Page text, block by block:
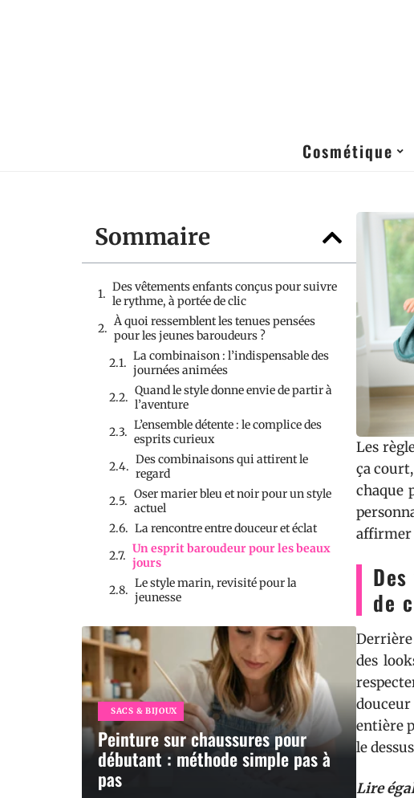
Cosmétique
Sommaire
Des vêtements enfants conçus pour suivre
le rythme, à portée de clic
À quoi ressemblent les tenues pensées
pour les jeunes baroudeurs ?
La combinaison : l’indispensable des
journées animées
Quand le style donne envie de partir à
l’aventure
L’ensemble détente : le complice des
esprits curieux
Des combinaisons qui attirent le
regard
Oser marier bleu et noir pour un style
actuel
La rencontre entre douceur et éclat
Un esprit baroudeur pour les beaux
jours
Le style marin, revisité pour la
jeunesse
SACS & BIJOUX
Peinture sur chaussures pour
débutant : méthode simple pas à
pas
Les
ça
chaque
affirmer
de
des
entière
le
Lire